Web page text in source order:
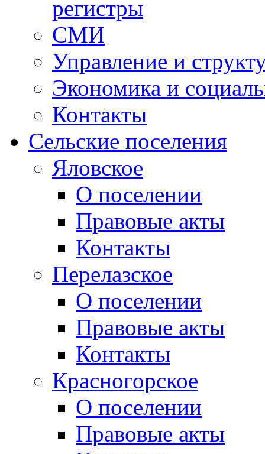
регистры
СМИ
Управление и
Экономика и
Контакты
Сельские поселения
Яловское
О поселении
Правовые акты
Контакты
Перелазское
О поселении
Правовые акты
Контакты
Красногорское
О поселении
Правовые акты